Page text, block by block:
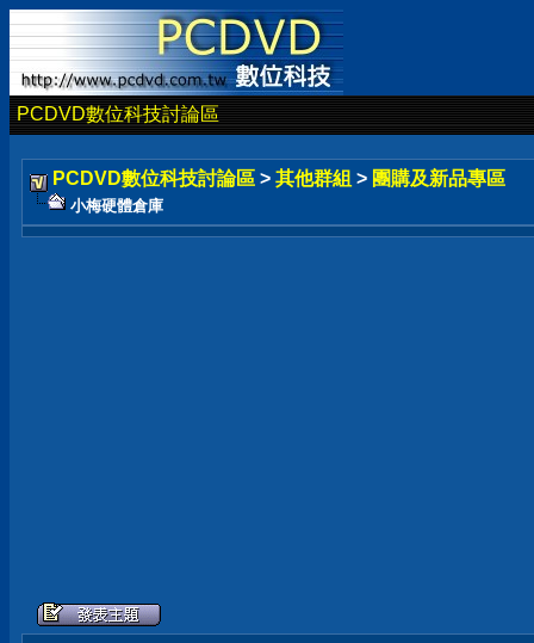
PCDVD數位科技討論區
PCDVD數位科技討論區 > 其他群組 > 團購及新品專區
小梅硬體倉庫